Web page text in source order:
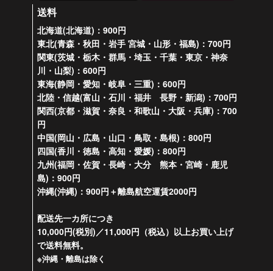
送料
北海道(北海道)：900円
東北(青森・秋田・岩手 宮城・山形・福島)：700円
関東(茨城・栃木・群馬・埼玉・千葉・東京・神奈
川・山梨)：600円
東海(静岡・愛知・岐阜・三重)：600円
北陸・信越(富山・石川・福井 長野・新潟)：700円
関西(京都・滋賀・奈良・和歌山・大阪・兵庫)：700
円
中国(岡山・広島・山口・鳥取・島根)：800円
四国(香川・徳島・高知・愛媛)：800円
九州(福岡・佐賀・長崎・大分 熊本・宮崎・鹿児
島)：900円
沖縄(沖縄)：900円＋離島航空運賃2000円
配送先一カ所につき
10,000円(税別)／11,000円（税込）以上お買い上げ
で送料無料。
※沖縄・離島は除く